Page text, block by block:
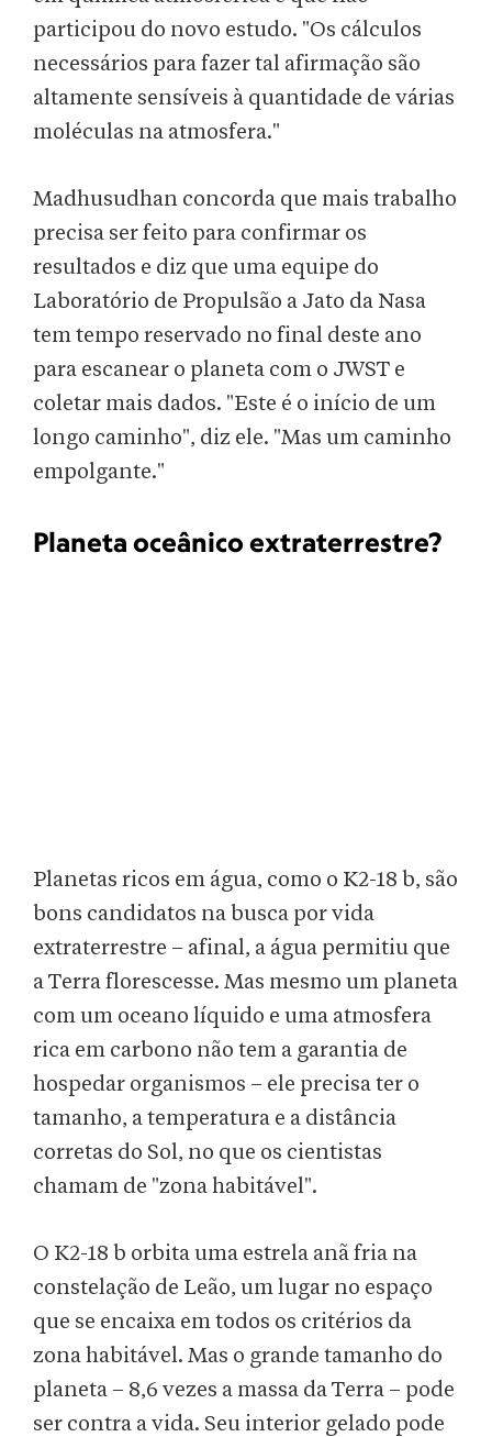
participou do novo estudo. "Os cálculos
necessários para fazer tal afirmação são
altamente sensíveis à quantidade de várias
moléculas na atmosfera."
Madhusudhan concorda que mais trabalho
precisa ser feito para confirmar os
resultados e diz que uma equipe do
Laboratório de Propulsão a Jato da Nasa
tem tempo reservado no final deste ano
para escanear o planeta com o JWST e
coletar mais dados. "Este é o início de um
longo caminho", diz ele. "Mas um caminho
empolgante."
Planeta oceânico extraterrestre?
Planetas ricos em água, como o K2-18 b, são
bons candidatos na busca por vida
extraterrestre – afinal, a água permitiu que
a Terra florescesse. Mas mesmo um planeta
com um oceano líquido e uma atmosfera
rica em carbono não tem a garantia de
hospedar organismos – ele precisa ter o
tamanho, a temperatura e a distância
corretas do Sol, no que os cientistas
chamam de "zona habitável".
O K2-18 b orbita uma estrela anã fria na
constelação de Leão, um lugar no espaço
que se encaixa em todos os critérios da
zona habitável. Mas o grande tamanho do
planeta – 8,6 vezes a massa da Terra – pode
ser contra a vida. Seu interior gelado pode